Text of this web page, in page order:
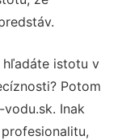
hľadáte istotu v
Potom
Inak